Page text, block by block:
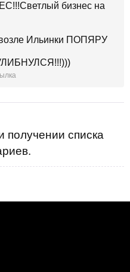
бизнес на
Ильинки ПОПЯРУ
списка